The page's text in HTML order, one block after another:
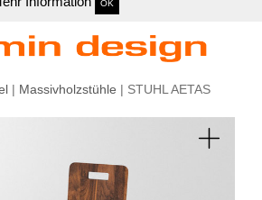
OK
| Massivholzstühle | STUHL AETAS